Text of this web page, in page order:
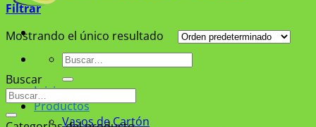
Buscar
por:
Inicio
Productos
Vasos de Cartón
Filtrar
Mostrando el único resultado
Buscar
Buscar
por: